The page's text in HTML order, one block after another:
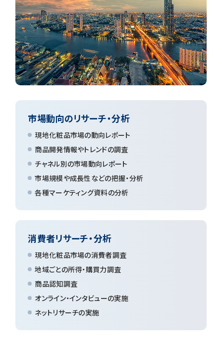
市場動向のリサーチ・分析
現地化粧品市場の動向レポート
商品開発情報やトレンドの調査
チャネル別の市場動向レポート
市場規模や成長性などの把握・分析
各種マーケティング資料の分析
消費者リサーチ・分析
現地化粧品市場の消費者調査
地域ごとの所得・購買力調査
商品認知調査
オンライン・インタビューの実施
ネットリサーチの実施